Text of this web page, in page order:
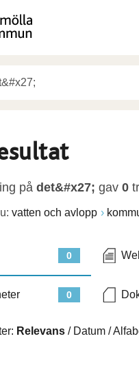
på det&#x27; gav 0
vatten och avlopp
0
0
Relevans / Datum /